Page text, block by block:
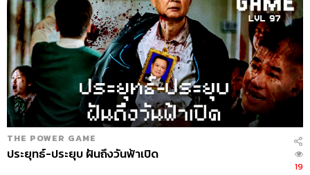
THE POWER GAME
ประยุทธ์-ประยุบ ฝันถึงวันฟ้าเปิด
19